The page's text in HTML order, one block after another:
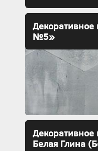
Декоративное
№5»
Белая Глина